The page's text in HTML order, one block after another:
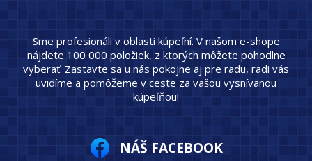
Sme profesionáli v oblasti kúpeľní. V našom e-shope
nájdete 100 000 položiek, z ktorých môžete pohodlne
vyberať. Zastavte sa u nás pokojne aj pre radu, radi vás
uvidíme a pomôžeme v ceste za vašou vysnívanou
kúpeľňou!
NÁŠ FACEBOOK